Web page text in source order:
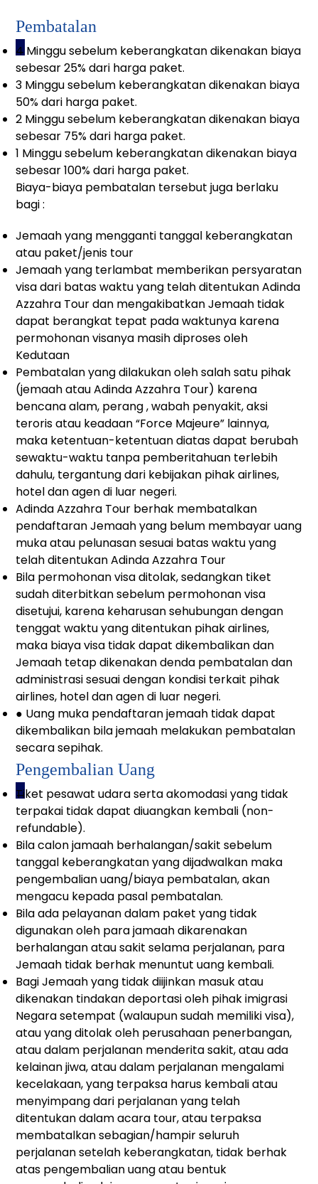
Pembatalan
_
4 Minggu sebelum keberangkatan dikenakan biaya
sebesar 25% dari harga paket.
3 Minggu sebelum keberangkatan dikenakan biaya
50% dari harga paket.
2 Minggu sebelum keberangkatan dikenakan biaya
sebesar 75% dari harga paket.
1 Minggu sebelum keberangkatan dikenakan biaya
sebesar 100% dari harga paket.
Biaya-biaya pembatalan tersebut juga berlaku
bagi :
Jemaah yang mengganti tanggal keberangkatan
atau paket/jenis tour
Jemaah yang terlambat memberikan persyaratan
visa dari batas waktu yang telah ditentukan Adinda
Azzahra Tour dan mengakibatkan Jemaah tidak
dapat berangkat tepat pada waktunya karena
permohonan visanya masih diproses oleh
Kedutaan
Pembatalan yang dilakukan oleh salah satu pihak
(jemaah atau Adinda Azzahra Tour) karena
bencana alam, perang , wabah penyakit, aksi
teroris atau keadaan “Force Majeure” lainnya,
maka ketentuan-ketentuan diatas dapat berubah
sewaktu-waktu tanpa pemberitahuan terlebih
dahulu, tergantung dari kebijakan pihak airlines,
hotel dan agen di luar negeri.
Adinda Azzahra Tour berhak membatalkan
pendaftaran Jemaah yang belum membayar uang
muka atau pelunasan sesuai batas waktu yang
telah ditentukan Adinda Azzahra Tour
Bila permohonan visa ditolak, sedangkan tiket
sudah diterbitkan sebelum permohonan visa
disetujui, karena keharusan sehubungan dengan
tenggat waktu yang ditentukan pihak airlines,
maka biaya visa tidak dapat dikembalikan dan
Jemaah tetap dikenakan denda pembatalan dan
administrasi sesuai dengan kondisi terkait pihak
airlines, hotel dan agen di luar negeri.
● Uang muka pendaftaran jemaah tidak dapat
dikembalikan bila jemaah melakukan pembatalan
secara sepihak.
Pengembalian Uang
_
Tiket pesawat udara serta akomodasi yang tidak
terpakai tidak dapat diuangkan kembali (non-
refundable).
Bila calon jamaah berhalangan/sakit sebelum
tanggal keberangkatan yang dijadwalkan maka
pengembalian uang/biaya pembatalan, akan
mengacu kepada pasal pembatalan.
Bila ada pelayanan dalam paket yang tidak
digunakan oleh para jamaah dikarenakan
berhalangan atau sakit selama perjalanan, para
Jemaah tidak berhak menuntut uang kembali.
Bagi Jemaah yang tidak diijinkan masuk atau
dikenakan tindakan deportasi oleh pihak imigrasi
Negara setempat (walaupun sudah memiliki visa),
atau yang ditolak oleh perusahaan penerbangan,
atau dalam perjalanan menderita sakit, atau ada
kelainan jiwa, atau dalam perjalanan mengalami
kecelakaan, yang terpaksa harus kembali atau
menyimpang dari perjalanan yang telah
ditentukan dalam acara tour, atau terpaksa
membatalkan sebagian/hampir seluruh
perjalanan setelah keberangkatan, tidak berhak
atas pengembalian uang atau bentuk